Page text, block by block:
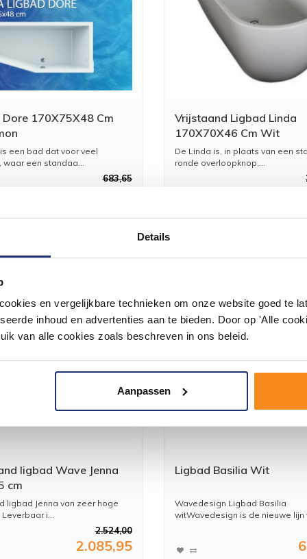
Details
en vergelijkbare technieken om onze website goed te
inhoud en advertenties aan te bieden. Door op 'Alle
van alle cookies zoals beschreven in ons beleid.
Aanpassen
170X75X48 Cm
een bad dat voor veel
waar een standaa...
683,65
Vrijstaand Ligbad Linda
170X70X46 Cm Wit
De Linda is, in plaats van een
ronde overloopknop,...
ligbad Wave Jenna
cm
ligbad Jenna van zeer hoge
i...
2.524,00
2.085,95
Ligbad Basilia Wit
Wavedesign Ligbad Basilia
witWavedesign is de nieuwe lijn